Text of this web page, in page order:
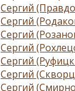
Сергий
Сергий
Сергий
Сергий
Сергий
Сергий
Сергий